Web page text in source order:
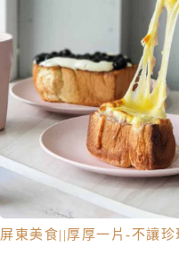
屏東美食||厚厚一片-不讓